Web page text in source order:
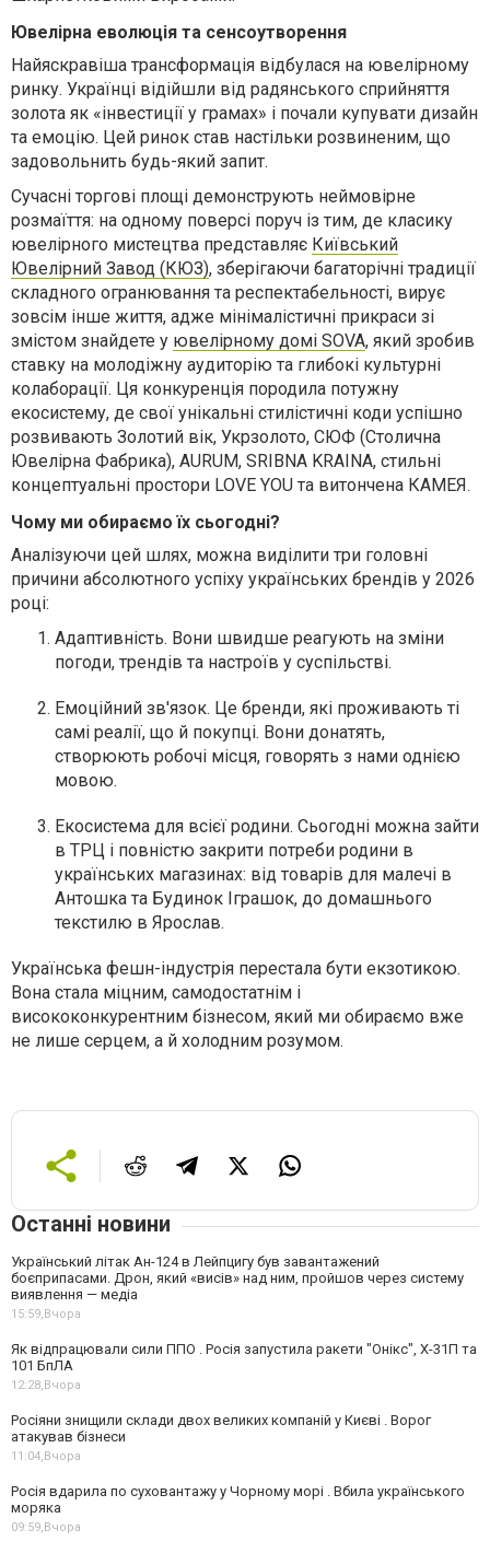
Ювелірна еволюція та сенсоутворення
Найяскравіша трансформація відбулася на ювелірному
ринку. Українці відійшли від радянського сприйняття
золота як «інвестиції у грамах» і почали купувати дизайн
та емоцію. Цей ринок став настільки розвиненим, що
задовольнить будь-який запит.
Сучасні торгові площі демонструють неймовірне
розмаїття: на одному поверсі поруч із тим, де класику
ювелірного мистецтва представляє Київський
Ювелірний Завод (КЮЗ), зберігаючи багаторічні традиції
складного огранювання та респектабельності, вирує
зовсім інше життя, адже мінімалістичні прикраси зі
змістом знайдете у ювелірному домі SOVA, який зробив
ставку на молодіжну аудиторію та глибокі культурні
колаборації. Ця конкуренція породила потужну
екосистему, де свої унікальні стилістичні коди успішно
розвивають Золотий вік, Укрзолото, СЮФ (Столична
Ювелірна Фабрика), AURUM, SRIBNA KRAINA, стильні
концептуальні простори LOVE YOU та витончена КАМЕЯ.
Чому ми обираємо їх сьогодні?
Аналізуючи цей шлях, можна виділити три головні
причини абсолютного успіху українських брендів у 2026
році:
Адаптивність. Вони швидше реагують на зміни
погоди, трендів та настроїв у суспільстві.
Емоційний зв'язок. Це бренди, які проживають ті
самі реалії, що й покупці. Вони донатять,
створюють робочі місця, говорять з нами однією
мовою.
Екосистема для всієї родини. Сьогодні можна зайти
в ТРЦ і повністю закрити потреби родини в
українських магазинах: від товарів для малечі в
Антошка та Будинок Іграшок, до домашнього
текстилю в Ярослав.
Українська фешн-індустрія перестала бути екзотикою.
Вона стала міцним, самодостатнім і
висококонкурентним бізнесом, який ми обираємо вже
не лише серцем, а й холодним розумом.
Останні новини
Український літак Ан-124 в Лейпцигу був завантажений
боєприпасами. Дрон, який «висів» над ним, пройшов через систему
виявлення — медіа
15:59, Вчора
Як відпрацювали сили ППО . Росія запустила ракети "Онікс", Х-31П та
101 БпЛА
12:28, Вчора
Росіяни знищили склади двох великих компаній у Києві . Ворог
атакував бізнеси
11:04, Вчора
Росія вдарила по суховантажу у Чорному морі . Вбила українського
моряка
09:59, Вчора